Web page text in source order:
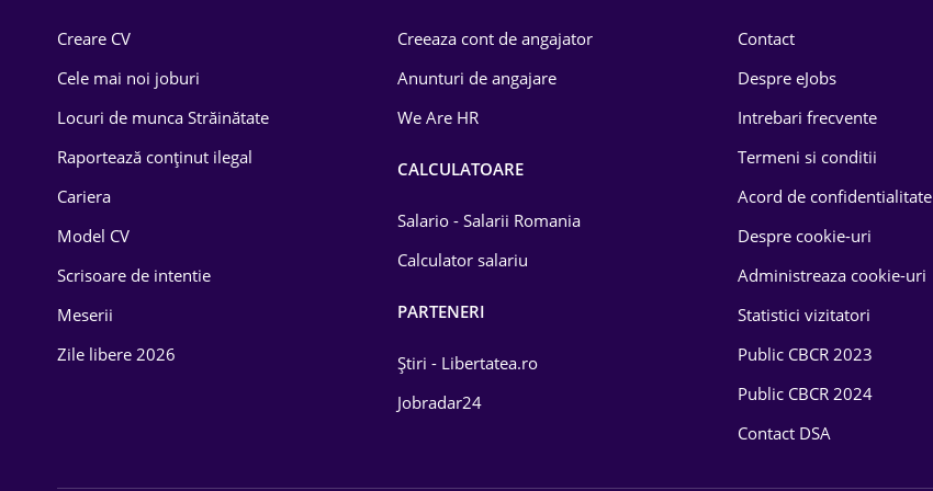
Drept
Educație / Training
Energetică
Farma
Creare CV
Cele mai noi joburi
Locuri de munca Străinătate
Raportează conținut ilegal
Cariera
Model CV
Scrisoare de intentie
Meserii
Zile libere 2026
Creeaza cont de angajator
Anunturi de angajare
We Are HR
CALCULATOARE
Salario - Salarii Romania
Calculator salariu
PARTENERI
Știri - Libertatea.ro
Jobradar24
Contact
Despre eJobs
Intrebari frecvente
Termeni si conditii
Acord de confidentialitate
Despre cookie-uri
Administreaza cookie-uri
Statistici vizitatori
Public CBCR 2023
Public CBCR 2024
Contact DSA